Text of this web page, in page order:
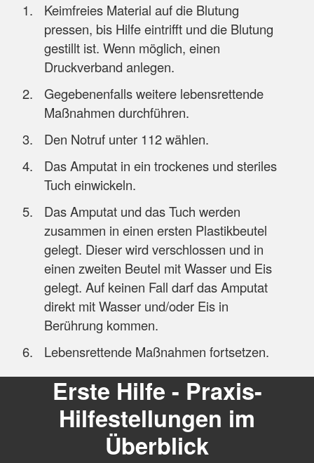
Keimfreies Material auf die Blutung
pressen, bis Hilfe eintrifft und die Blutung
gestillt ist. Wenn möglich, einen
Druckverband anlegen.
Gegebenenfalls weitere lebensrettende
Maßnahmen durchführen.
Den Notruf unter 112 wählen.
Das Amputat in ein trockenes und steriles
Tuch einwickeln.
Das Amputat und das Tuch werden
zusammen in einen ersten Plastikbeutel
gelegt. Dieser wird verschlossen und in
einen zweiten Beutel mit Wasser und Eis
gelegt. Auf keinen Fall darf das Amputat
direkt mit Wasser und/oder Eis in
Berührung kommen.
Lebensrettende Maßnahmen fortsetzen.
Erste Hilfe - Praxis-
Hilfestellungen im
Überblick